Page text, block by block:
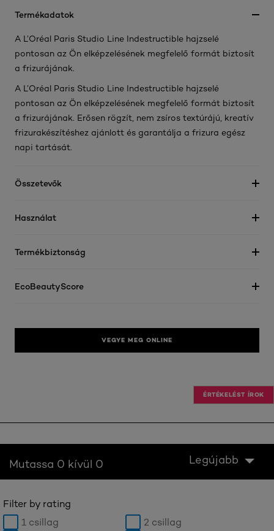
Termékadatok
A L’Oréal Paris Studio Line Indestructible hajzselé
pontosan az Ön elképzelésének megfelelő formát biztosít
a frizurájának.
A L’Oréal Paris Studio Line Indestructible hajzselé
pontosan az Ön elképzelésének megfelelő formát biztosít
a frizurájának. Erősen rögzít, nem zsíros textúrájú, kreatív
frizurakészítéshez ajánlott és garantálja a frizura egész
napi tartását.
Összetevők
Használat
Termékbiztonság
EcoBeautyScore
VEGYE MEG ONLINE
ÉRTÉKELÉST ÍROK
Mutassa 0 kívül 0 Legújabb
Filter by rating
1 csillag
2 csillag